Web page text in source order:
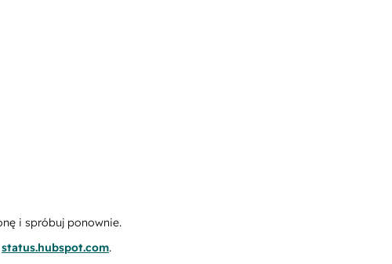
i spróbuj ponownie.
status.hubspot.com.